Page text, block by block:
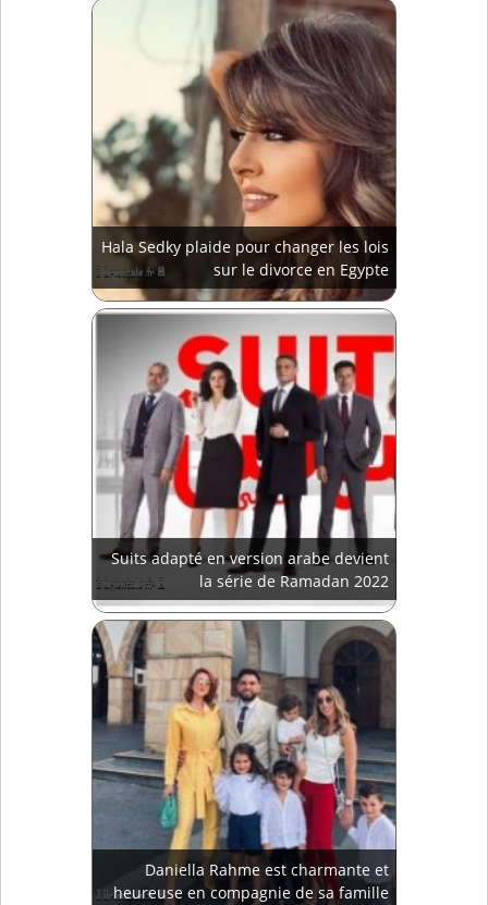
Hala Sedky plaide pour changer les lois
sur le divorce en Egypte
Suits adapté en version arabe devient
la série de Ramadan 2022
Daniella Rahme est charmante et
heureuse en compagnie de sa famille